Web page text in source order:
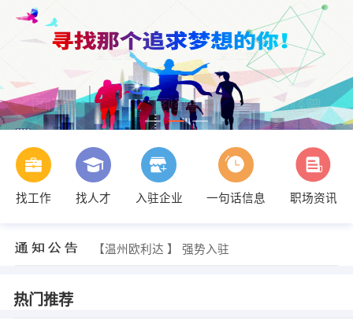
找工作 找人才 入驻企业 一句话信息 职场资讯
应自建 发布 [导游 ] 招聘信息
【温州欧利达 】 强势入驻
热门推荐